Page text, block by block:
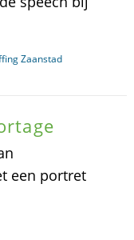
Zaanstad
een portret